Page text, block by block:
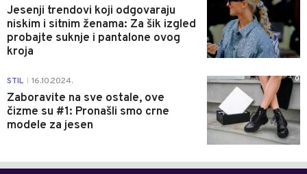
Jesenji trendovi koji odgovaraju
niskim i sitnim ženama: Za šik izgled
probajte suknje i pantalone ovog
kroja
STIL 16.10.2024.
Zaboravite na sve ostale, ove
čizme su #1: Pronašli smo crne
modele za jesen
0